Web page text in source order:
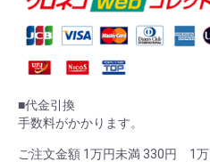
■代金引換
手数料がかかります。
ご注文金額 1万円未満 330円 1